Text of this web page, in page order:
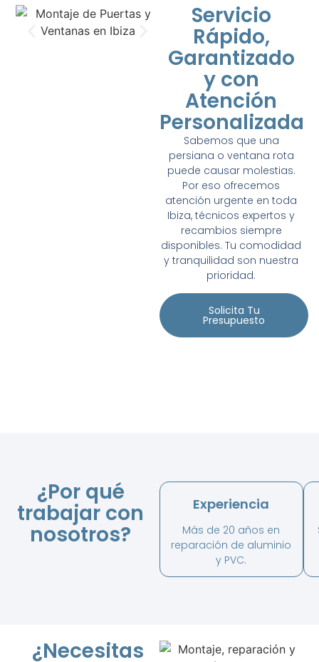
Servicio
Rápido,
Garantizado
y con
Atención
Personalizada
Sabemos que una
persiana o ventana rota
puede causar molestias.
Por eso ofrecemos
atención urgente en toda
Ibiza, técnicos expertos y
recambios siempre
disponibles. Tu comodidad
y tranquilidad son nuestra
prioridad.
Solicita Tu
Presupuesto
¿Por qué
trabajar con
nosotros?
Experiencia
Más de 20 años en
reparación de aluminio
y PVC.
¿Necesitas